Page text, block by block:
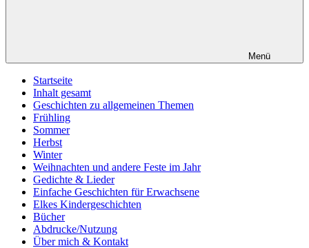
Menü
Startseite
Inhalt gesamt
Geschichten zu allgemeinen Themen
Frühling
Sommer
Herbst
Winter
Weihnachten und andere Feste im Jahr
Gedichte & Lieder
Einfache Geschichten für Erwachsene
Elkes Kindergeschichten
Bücher
Abdrucke/Nutzung
Über mich & Kontakt